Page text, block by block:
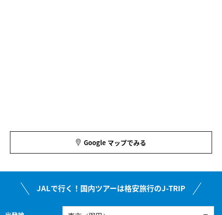
Google マップでみる
JALで行く！国内ツアーは格安旅行のJ-TRIP